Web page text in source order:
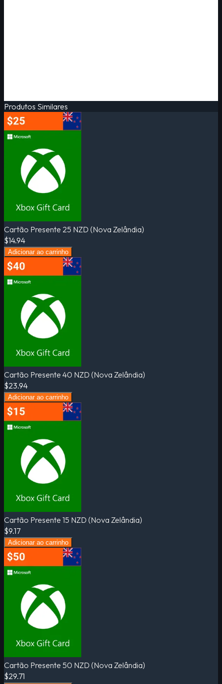
Produtos Similares
Cartão Presente 25 NZD (Nova Zelândia)
$14.94
Adicionar ao carrinho
Cartão Presente 40 NZD (Nova Zelândia)
$23.94
Adicionar ao carrinho
Cartão Presente 15 NZD (Nova Zelândia)
$9.17
Adicionar ao carrinho
Cartão Presente 50 NZD (Nova Zelândia)
$29.71